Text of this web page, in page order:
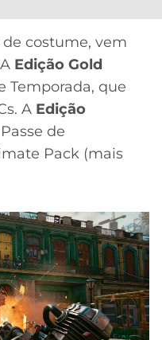
de costume, vem
Edição Gold
Temporada, que
A Edição
de
Pack (mais